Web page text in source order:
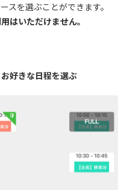
スを選ぶことができます。
はいただけません。
好きな日程を選ぶ